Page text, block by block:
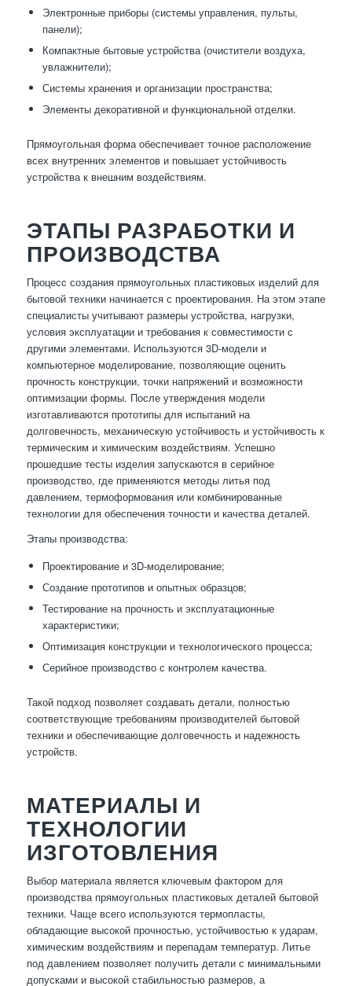
Электронные приборы (системы управления, пульты,
панели);
Компактные бытовые устройства (очистители воздуха,
увлажнители);
Системы хранения и организации пространства;
Элементы декоративной и функциональной отделки.
Прямоугольная форма обеспечивает точное расположение
всех внутренних элементов и повышает устойчивость
устройства к внешним воздействиям.
ЭТАПЫ РАЗРАБОТКИ И
ПРОИЗВОДСТВА
Процесс создания прямоугольных пластиковых изделий для
бытовой техники начинается с проектирования. На этом этапе
специалисты учитывают размеры устройства, нагрузки,
условия эксплуатации и требования к совместимости с
другими элементами. Используются 3D-модели и
компьютерное моделирование, позволяющие оценить
прочность конструкции, точки напряжений и возможности
оптимизации формы. После утверждения модели
изготавливаются прототипы для испытаний на
долговечность, механическую устойчивость и устойчивость к
термическим и химическим воздействиям. Успешно
прошедшие тесты изделия запускаются в серийное
производство, где применяются методы литья под
давлением, термоформования или комбинированные
технологии для обеспечения точности и качества деталей.
Этапы производства:
Проектирование и 3D-моделирование;
Создание прототипов и опытных образцов;
Тестирование на прочность и эксплуатационные
характеристики;
Оптимизация конструкции и технологического процесса;
Серийное производство с контролем качества.
Такой подход позволяет создавать детали, полностью
соответствующие требованиям производителей бытовой
техники и обеспечивающие долговечность и надежность
устройств.
МАТЕРИАЛЫ И
ТЕХНОЛОГИИ
ИЗГОТОВЛЕНИЯ
Выбор материала является ключевым фактором для
производства прямоугольных пластиковых деталей бытовой
техники. Чаще всего используются термопласты,
обладающие высокой прочностью, устойчивостью к ударам,
химическим воздействиям и перепадам температур. Литье
под давлением позволяет получить детали с минимальными
допусками и высокой стабильностью размеров, а